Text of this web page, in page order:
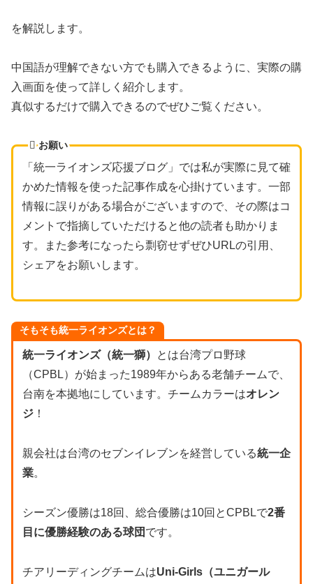
を解説します。
中国語が理解できない方でも購入できるように、実際の購
入画面を使って詳しく紹介します。
真似するだけで購入できるのでぜひご覧ください。
お願い
「統一ライオンズ応援ブログ」では私が実際に見て確
かめた情報を使った記事作成を心掛けています。一部
情報に誤りがある場合がございますので、その際はコ
メントで指摘していただけると他の読者も助かりま
す。また参考になったら剽窃せずぜひURLの引用、
シェアをお願いします。
そもそも統一ライオンズとは？
統一ライオンズ（統一獅）
とは台湾プロ野球
（CPBL）が始まった1989年からある老舗チームで、
台南を本拠地にしています。チームカラーはオレン
ジ！
親会社は台湾のセブンイレブンを経営している統一企
業。
シーズン優勝は18回、総合優勝は10回とCPBLで2番
目に優勝経験のある球団 です。
チアリーディングチームはUni-Girls（ユニガール